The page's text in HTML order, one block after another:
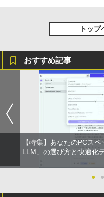
トップ
おすすめ記事
【特集】あなたのPCス
LLM」の選び方と快適化
● ●